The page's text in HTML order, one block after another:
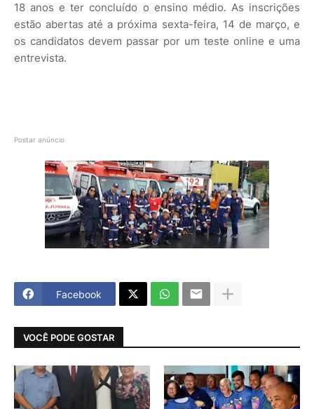
18 anos e ter concluído o ensino médio. As inscrições
estão abertas até a próxima sexta-feira, 14 de março, e
os candidatos devem passar por um teste online e uma
entrevista.
Postar anúncio
Facebook
VOCÊ PODE GOSTAR